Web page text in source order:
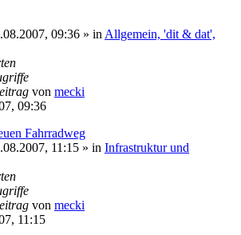
09:36 » in Allgemein, 'dit & dat',
von mecki
09:36
Fahrradweg
11:15 » in Infrastruktur und
von mecki
11:15